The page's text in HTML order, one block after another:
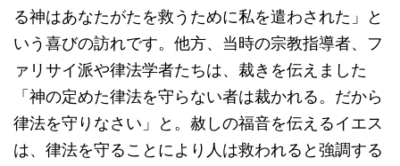
る神はあなたがたを救うために私を遣わされた」と
いう喜びの訪れです。他方、当時の宗教指導者、フ
ァリサイ派や律法学者たちは、裁きを伝えました
「神の定めた律法を守らない者は裁かれる。だから
律法を守りなさい」と。赦しの福音を伝えるイエス
は、律法を守ることにより人は救われると強調する